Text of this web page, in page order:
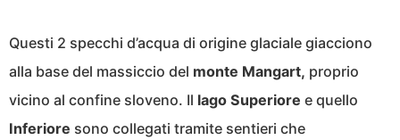
Questi 2 specchi d’acqua di origine glaciale giacciono
alla base del massiccio del monte Mangart, proprio
vicino al confine sloveno. Il lago Superiore e quello
Inferiore sono collegati tramite sentieri che